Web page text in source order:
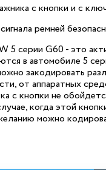
с кнопки и с
ремней
5 серии G60 - это
в автомобиле 5
закодировать
от аппаратных
с кнопки не
когда этой
можно